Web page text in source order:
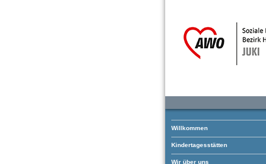
Willkommen
Kindertagesstätten
Wir über uns